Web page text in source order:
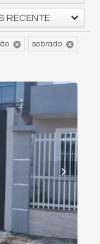
RECENTE
sobrado